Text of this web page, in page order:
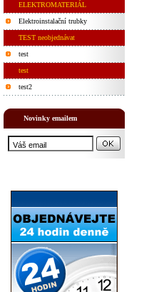
ELEKTROMATERIÁL
Elektroinstalační trubky
TEST neobjednávat
test
test
test2
Novinky emailem